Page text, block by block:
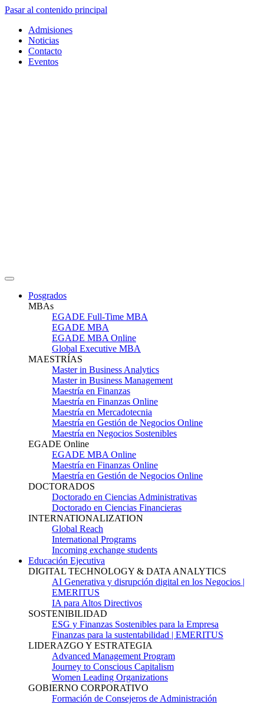
Pasar al contenido principal
Admisiones
Noticias
Contacto
Eventos
Posgrados
MBAs
EGADE Full-Time MBA
EGADE MBA
EGADE MBA Online
Global Executive MBA
MAESTRÍAS
Master in Business Analytics
Master in Business Management
Maestría en Finanzas
Maestría en Finanzas Online
Maestría en Mercadotecnia
Maestría en Gestión de Negocios Online
Maestría en Negocios Sostenibles
EGADE Online
EGADE MBA Online
Maestría en Finanzas Online
Maestría en Gestión de Negocios Online
DOCTORADOS
Doctorado en Ciencias Administrativas
Doctorado en Ciencias Financieras
INTERNATIONALIZATION
Global Reach
International Programs
Incoming exchange students
Educación Ejecutiva
DIGITAL TECHNOLOGY & DATA ANALYTICS
AI Generativa y disrupción digital en los Negocios |
EMERITUS
IA para Altos Directivos
SOSTENIBILIDAD
ESG y Finanzas Sostenibles para la Empresa
Finanzas para la sustentabilidad | EMERITUS
LIDERAZGO Y ESTRATEGIA
Advanced Management Program
Journey to Conscious Capitalism
Women Leading Organizations
GOBIERNO CORPORATIVO
Formación de Consejeros de Administración